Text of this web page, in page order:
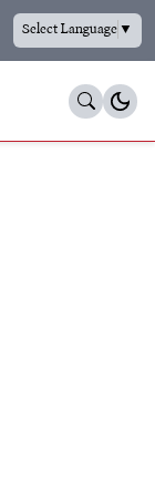
Select Language▼